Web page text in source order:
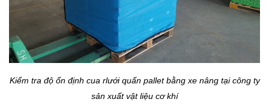
Kiểm tra độ ổn định cua rlưới quấn pallet bằng xe nâng tại công ty
sản xuất vật liệu cơ khí